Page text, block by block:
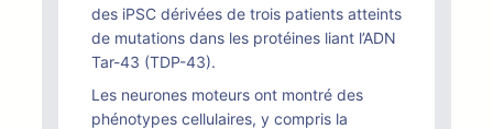
des iPSC dérivées de trois patients atteints
de mutations dans les protéines liant l’ADN
Tar-43 (TDP-43).
Les neurones moteurs ont montré des
phénotypes cellulaires, y compris la